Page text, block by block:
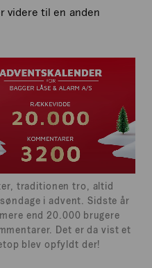
videre til en anden
traditionen tro, altid
i advent. Sidste år
end 20.000 brugere
Det er da vist et
blev opfyldt der!